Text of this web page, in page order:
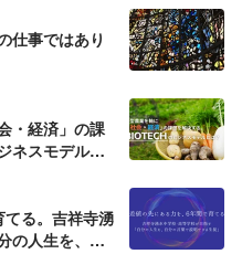
仕事ではあり
・経済」の課
ネスモデルと
る。吉祥寺湧
の人生を、自